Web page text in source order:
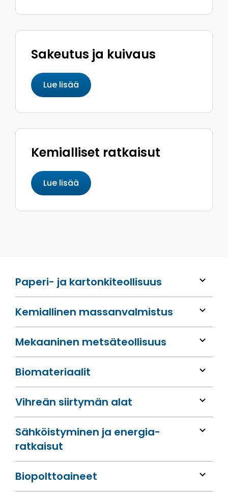
Paperi- ja kartonkiteollisuus
Kemiallinen massan­valmistus
Mekaaninen metsä­teollisuus
Bio­materiaalit
Vihreän siirtymän alat
Sähköis­tyminen ja energia­
ratkaisut
Bio­polttoaineet
Sakeutus ja kuivaus
Lue lisää
Kemialliset ratkaisut
Lue lisää